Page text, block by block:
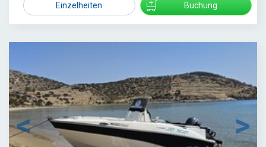
Einzelheiten Buchung